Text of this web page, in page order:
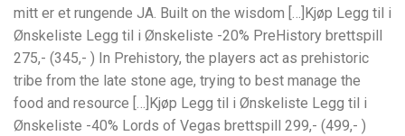
mitt er et rungende JA. Built on the wisdom […]Kjøp Legg til i
Ønskeliste Legg til i Ønskeliste -20% PreHistory brettspill
275,- (345,- ) In Prehistory, the players act as prehistoric
tribe from the late stone age, trying to best manage the
food and resource […]Kjøp Legg til i Ønskeliste Legg til i
Ønskeliste -40% Lords of Vegas brettspill 299,- (499,- )